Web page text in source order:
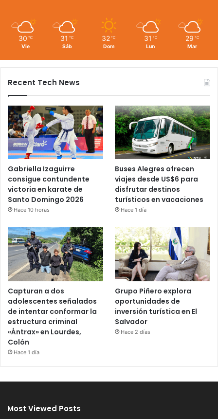
30 ℃
Vie
31 ℃
Sáb
32 ℃
Dom
31 ℃
Lun
29 ℃
Mar
Recent Tech News
Gabriella Izaguirre
consigue contundente
victoria en karate de
Santo Domingo 2026
Hace 10 horas
Buses Alegres ofrecen
viajes desde US$6 para
disfrutar destinos
turísticos en vacaciones
Hace 1 día
Capturan a dos
adolescentes señalados
de intentar conformar la
estructura criminal
«Ántrax» en Lourdes,
Colón
Hace 1 día
Grupo Piñero explora
oportunidades de
inversión turística en El
Salvador
Hace 2 días
Most Viewed Posts